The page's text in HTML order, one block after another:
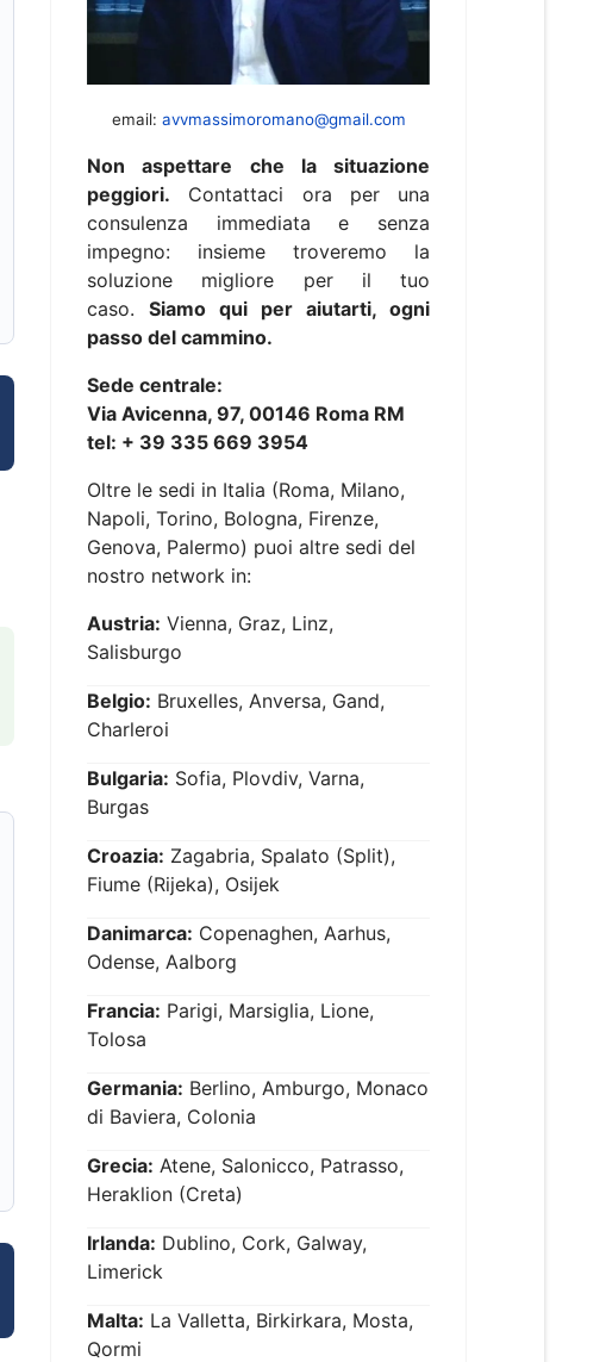
email: avvmassimoromano@gmail.com
Non aspettare che la situazione
peggiori. Contattaci ora per una
consulenza immediata e senza
impegno: insieme troveremo la
soluzione migliore per il tuo
caso. Siamo qui per aiutarti, ogni
passo del cammino.
Sede centrale:
Via Avicenna, 97, 00146 Roma RM
tel: + 39 335 669 3954
Oltre le sedi in Italia (Roma, Milano,
Napoli, Torino, Bologna, Firenze,
Genova, Palermo) puoi altre sedi del
nostro network in:
Austria: Vienna, Graz, Linz,
Salisburgo
Belgio: Bruxelles, Anversa, Gand,
Charleroi
Bulgaria: Sofia, Plovdiv, Varna,
Burgas
Croazia: Zagabria, Spalato (Split),
Fiume (Rijeka), Osijek
Danimarca: Copenaghen, Aarhus,
Odense, Aalborg
Francia: Parigi, Marsiglia, Lione,
Tolosa
Germania: Berlino, Amburgo, Monaco
di Baviera, Colonia
Grecia: Atene, Salonicco, Patrasso,
Heraklion (Creta)
Irlanda: Dublino, Cork, Galway,
Limerick
Malta: La Valletta, Birkirkara, Mosta,
Qormi